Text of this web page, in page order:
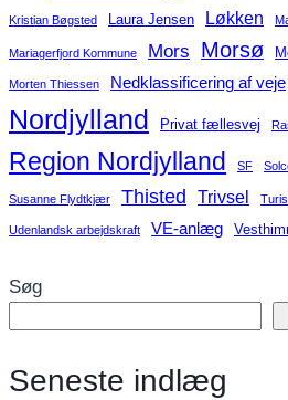
Kristian Bøgsted Laura Jensen Løkken
Mariagerfjord Kommune Mors Morsø
Morten Thiessen Nedklassificering af veje
Nordjylland Privat fællesvej
Region Nordjylland SF
Susanne Flydtkjær Thisted Trivsel
Udenlandsk arbejdskraft VE-anlæg
Søg
Seneste indlæg